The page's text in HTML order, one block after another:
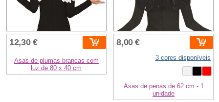
12,30 €
Asas de plumas brancas com
luz de 80 x 40 cm
8,00 €
3 cores disponíveis
Asas de penas de 62 cm - 1
unidade